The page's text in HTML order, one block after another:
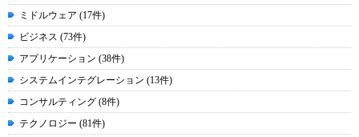
ミドルウェア (17件)
ビジネス (73件)
アプリケーション (38件)
システムインテグレーション (13件)
コンサルティング (8件)
テクノロジー (81件)